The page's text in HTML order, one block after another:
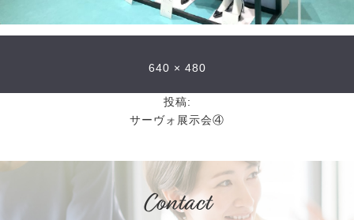
640 × 480
投稿:
サーヴォ展示会④
Contact